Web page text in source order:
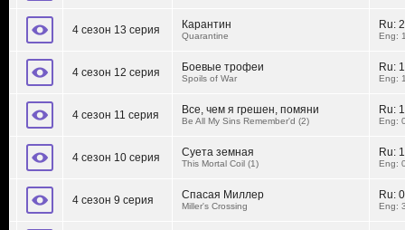
4 сезон 13 серия Карантин
Quarantine
Ru:
Eng:
4 сезон 12 серия Боевые трофеи
Spoils of War
Ru:
Eng:
4 сезон 11 серия Все, чем я грешен, помяни
Be All My Sins Remember'd (2)
Ru:
Eng:
4 сезон 10 серия Суета земная
This Mortal Coil (1)
Ru:
Eng:
4 сезон 9 серия Спасая Миллер
Miller's Crossing
Ru:
Eng: